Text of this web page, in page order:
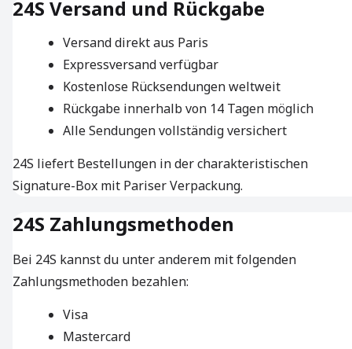
24S Versand und Rückgabe
Versand direkt aus Paris
Expressversand verfügbar
Kostenlose Rücksendungen weltweit
Rückgabe innerhalb von 14 Tagen möglich
Alle Sendungen vollständig versichert
24S liefert Bestellungen in der charakteristischen
Signature-Box mit Pariser Verpackung.
24S Zahlungsmethoden
Bei 24S kannst du unter anderem mit folgenden
Zahlungsmethoden bezahlen:
Visa
Mastercard